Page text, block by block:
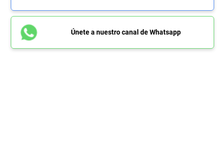
Únete a nuestro canal de Whatsapp